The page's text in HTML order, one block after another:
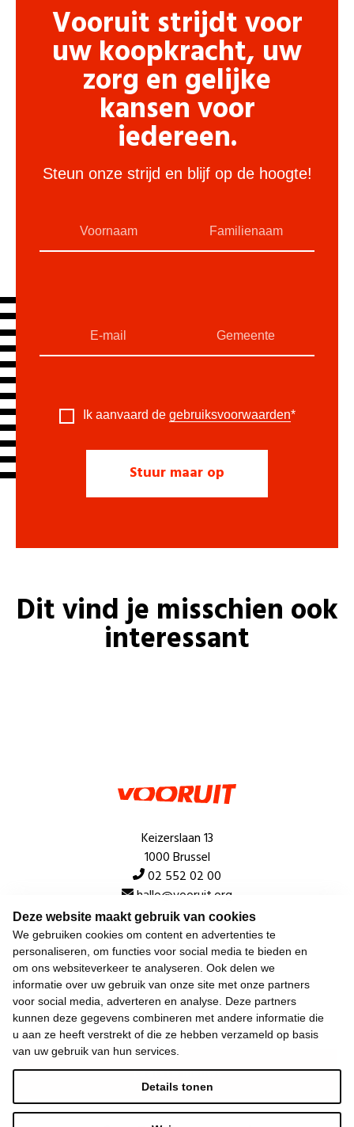
Deze website maakt gebruik van cookies
We gebruiken cookies om content en advertenties te
personaliseren, om functies voor social media te bieden en
om ons websiteverkeer te analyseren. Ook delen we
informatie over uw gebruik van onze site met onze partners
voor social media, adverteren en analyse. Deze partners
kunnen deze gegevens combineren met andere informatie die
u aan ze heeft verstrekt of die ze hebben verzameld op basis
van uw gebruik van hun services.
Details tonen
Vooruit strijdt voor
uw koopkracht, uw
zorg en gelijke
kansen voor
iedereen.
Steun onze strijd en blijf op de hoogte!
Ik aanvaard de gebruiksvoorwaarden*
Dit vind je misschien ook
interessant
Keizerslaan 13
1000 Brussel
02 552 02 00
hallo@vooruit.org
Snel
Over de beweging
Algemeen
Laatste nieuws